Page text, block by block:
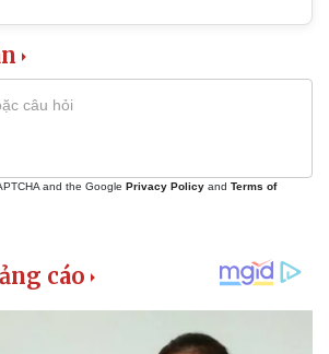
and the Google Privacy Policy and Terms of